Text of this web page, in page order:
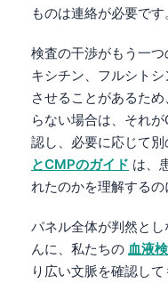
ものは連絡が必要です
検査の干渉がもう一
キシチン、フルシト
させることがあるた
らない場合は、それ
認し、必要に応じて別
とCMPのガイド は、
れたのかを理解する
パネル全体が判然と
んに、私たちの 血液
り広い文脈を確認し